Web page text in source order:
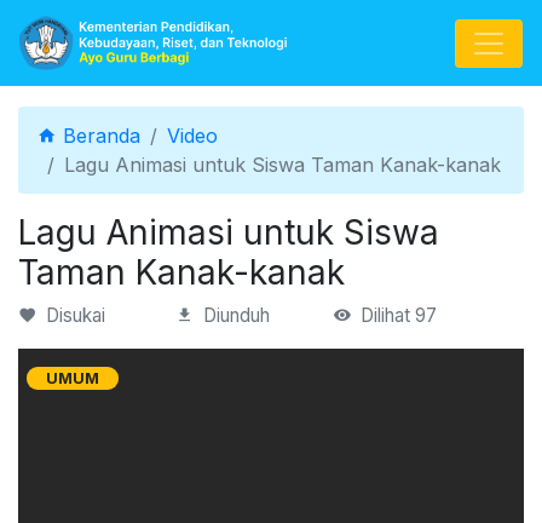
Beranda
Beranda
Video
Lagu Animasi untuk Siswa Taman Kanak-kanak
Lagu Animasi untuk Siswa
Taman Kanak-kanak
Disukai Diunduh Dilihat 97
UMUM